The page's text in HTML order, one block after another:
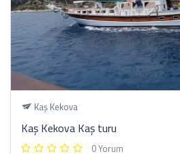
Kaş Kekova
Kaş Kekova Kaş turu
0 Yorum